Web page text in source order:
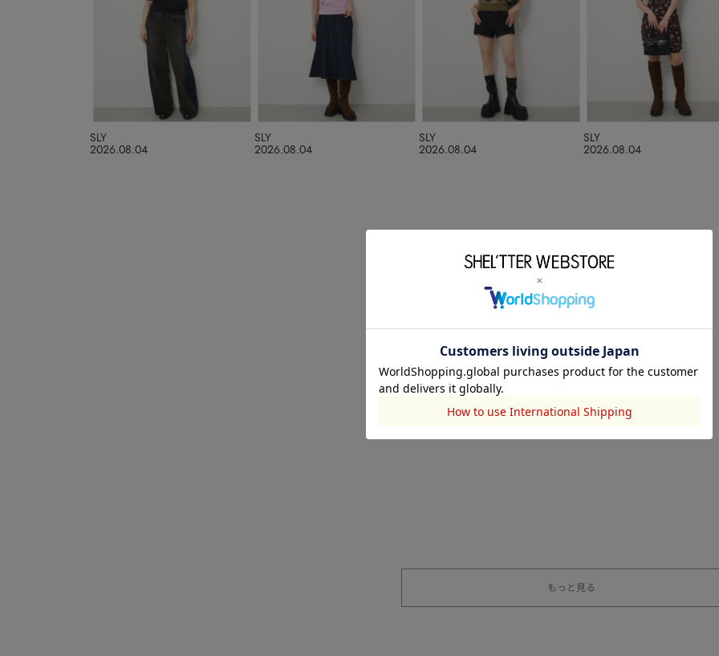
2026.08.04
SLY
2026.08.04
SLY
2026.08.04
SLY
2026.08.04
SLY
もっと見る